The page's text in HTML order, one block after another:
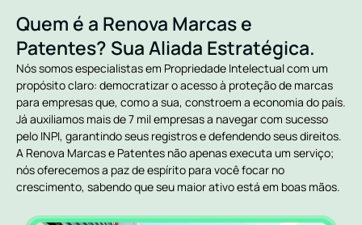
Quem é a Renova Marcas e
Patentes? Sua Aliada Estratégica.
Nós somos especialistas em Propriedade Intelectual com um
propósito claro: democratizar o acesso à proteção de marcas
para empresas que, como a sua, constroem a economia do país.
Já auxiliamos mais de 7 mil empresas a navegar com sucesso
pelo INPI, garantindo seus registros e defendendo seus direitos.
A Renova Marcas e Patentes não apenas executa um serviço;
nós oferecemos a paz de espírito para você focar no
crescimento, sabendo que seu maior ativo está em boas mãos.